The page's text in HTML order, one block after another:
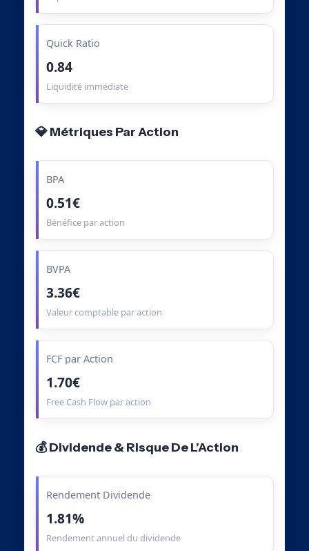
Quick Ratio
0.84
Liquidité immédiate
💎 Métriques Par Action
BPA
0.51€
Bénéfice par action
BVPA
3.36€
Valeur comptable par action
FCF par Action
1.70€
Free Cash Flow par action
💰 Dividende & Risque De L’Action
Rendement Dividende
1.81%
Rendement annuel du dividende